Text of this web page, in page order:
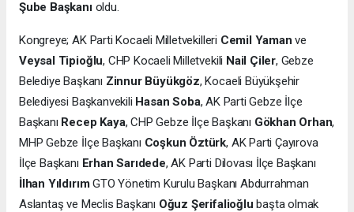
Şube Başkanıoldu.
Kongreye; AK Parti Kocaeli Milletvekilleri Cemil Yaman ve
Veysal Tipioğlu, CHP Kocaeli Milletvekili Nail Çiler, Gebze
Belediye Başkanı Zinnur Büyükgöz, Kocaeli Büyükşehir
Belediyesi Başkanvekili Hasan Soba, AK Parti Gebze İlçe
Başkanı Recep Kaya, CHP Gebze İlçe Başkanı Gökhan Orhan,
MHP Gebze İlçe Başkanı Coşkun Öztürk, AK Parti Çayırova
İlçe Başkanı Erhan Sarıdede, AK Parti Dilovası İlçe Başkanı
İlhan YıldırımGTO Yönetim Kurulu Başkanı Abdurrahman
Aslantaş ve Meclis Başkanı Oğuz Şerifalioğlu başta olmak